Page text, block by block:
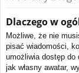
Dlaczego w
Możliwe, że nie
pisać wiadomości,
umożliwia dostęp
jak własny awatar,